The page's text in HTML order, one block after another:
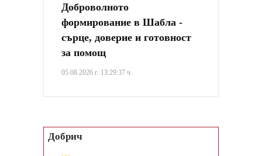
Доброволното
формирование в Шабла -
сърце, доверие и готовност
за помощ
05.08.2026 г. 13:29:37 ч.